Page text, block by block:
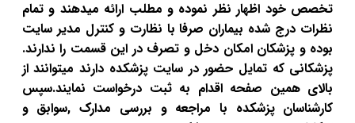
تخصص خود اظهار نظر نموده و مطلب ارائه میدهند و تمام
نظرات درج شده بیماران صرفا با نظارت و کنترل مدیر سایت
بوده و پزشکان امکان دخل و تصرف در این قسمت را ندارند.
پزشکانی که تمایل حضور در سایت پزشکده دارند میتوانند از
بالای همین صفحه اقدام به ثبت درخواست نمایند.سپس
کارشناسان پزشکده با مراجعه و بررسی مدارک ,سوابق و